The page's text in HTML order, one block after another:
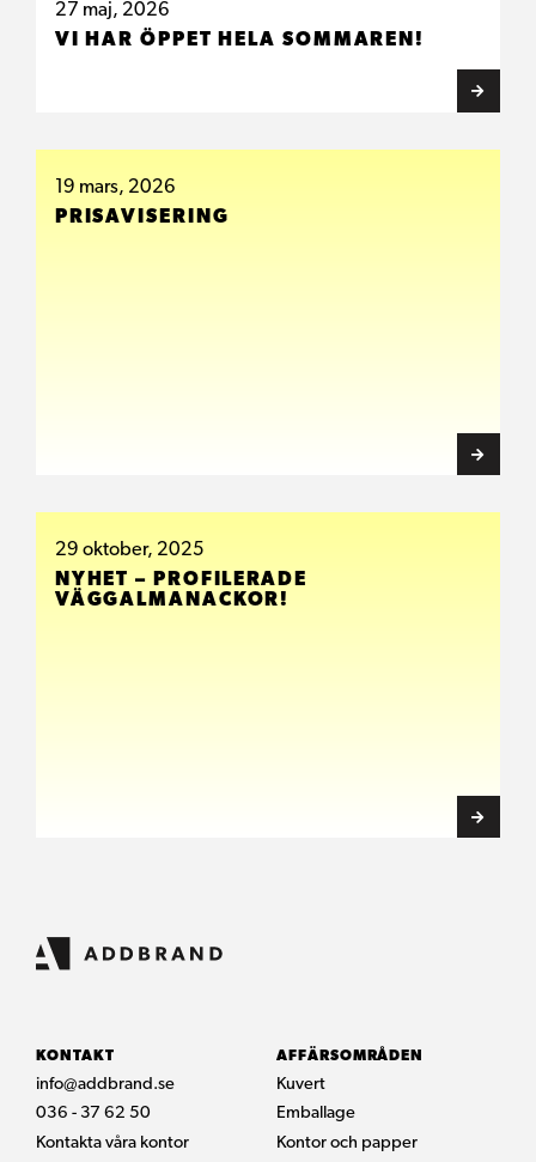
27 maj, 2026
VI HAR ÖPPET HELA SOMMAREN!
19 mars, 2026
PRISAVISERING
29 oktober, 2025
NYHET – PROFILERADE
VÄGGALMANACKOR!
KONTAKT
info@addbrand.se
036 - 37 62 50
Kontakta våra kontor
AFFÄRSOMRÅDEN
Kuvert
Emballage
Kontor och papper